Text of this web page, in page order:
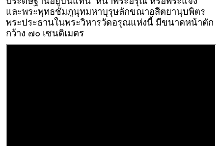
และพระพุทธชัมภูนุทมหาบุรุษลักขณาอสีตยานุบพิตร
พระประธานในพระวิหารวัดอรุณแห่งนี้ มีขนาดหน้าตัก
กว้าง ๗๐ เซนติเมตร